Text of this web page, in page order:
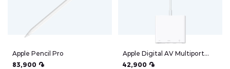
Apple Pencil Pro
83,900 ֏
Apple Digital AV Multiport
Adapter
42,900 ֏
Հասցեագիրք
Հաշվի տեղեկատվություն